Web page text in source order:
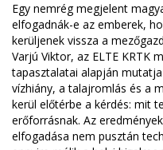
Egy nemrég megjelent
elfogadnák-e az emberek,
kerüljenek vissza a
Varjú Viktor, az ELTE KRTK
tapasztalatai alapján
vízhiány, a talajromlás és a
kerül előtérbe a kérdés: mit
erőforrásnak. Az
elfogadása nem pusztán